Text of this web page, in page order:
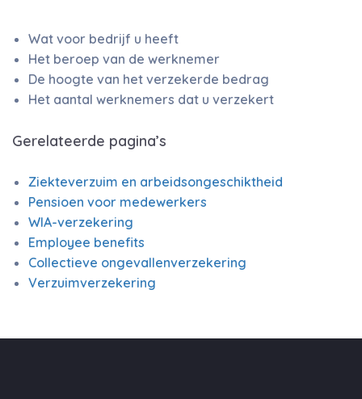
Wat voor bedrijf u heeft
Het beroep van de werknemer
De hoogte van het verzekerde bedrag
Het aantal werknemers dat u verzekert
Gerelateerde pagina’s
Ziekteverzuim en arbeidsongeschiktheid
Pensioen voor medewerkers
WIA-verzekering
Employee benefits
Collectieve ongevallenverzekering
Verzuimverzekering